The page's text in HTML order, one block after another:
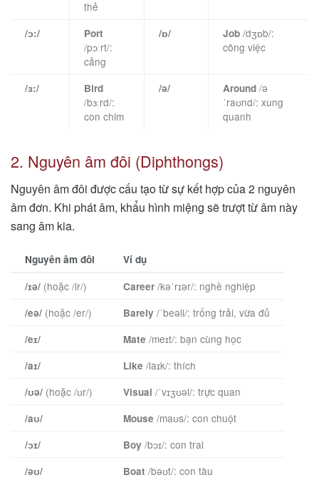
thẻ
/ɔ:/ Port
/pɔːrt/:
cảng
/ɒ/ Job /dʒɒb/:
công việc
/ɜ:/ Bird
/bɜːrd/:
con chim
/ə/ Around /ə
ˈraʊnd/: xung
quanh
2. Nguyên âm đôi (Diphthongs)
Nguyên âm đôi được cấu tạo từ sự kết hợp của 2 nguyên
âm đơn. Khi phát âm, khẩu hình miệng sẽ trượt từ âm này
sang âm kia.
Nguyên âm đôi
Ví dụ
/ɪə/ (hoặc /ir/) Career /kəˈrɪər/: nghề nghiệp
/eə/ (hoặc /er/) Barely /ˈbeəli/: trống trải, vừa đủ
/eɪ/ Mate /meɪt/: bạn cùng học
/aɪ/ Like /laɪk/: thích
/ʊə/ (hoặc /ʊr/) Visual /ˈvɪʒʊəl/: trực quan
/aʊ/ Mouse /maʊs/: con chuột
/ɔɪ/ Boy /bɔɪ/: con trai
/əʊ/ Boat /bəʊt/: con tàu